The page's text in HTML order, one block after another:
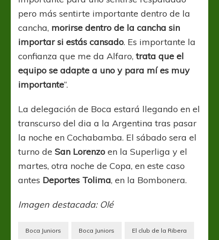
pero más sentirte importante dentro de la
cancha, morirse dentro de la cancha sin
importar si estás cansado. Es importante la
confianza que me da Alfaro,trata que el
equipo se adapte a uno y para mí es muy
importante“.
La delegación de Boca estará llegando en el
transcurso del dia a la Argentina tras pasar
la noche en Cochabamba. El sábado sera el
turno deSan Lorenzo en la Superliga y el
martes, otra noche de Copa, en este caso
antes Deportes Tolima, en la Bombonera.
Imagen destacada: Olé
Boca Juniors Boca Juniors El club de la Ribera